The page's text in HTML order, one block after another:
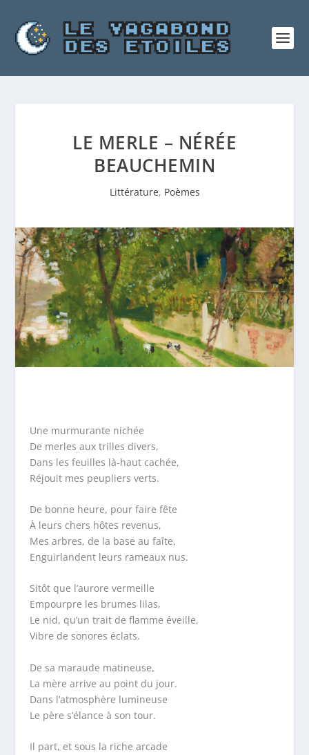
LE MERLE – NÉRÉE
BEAUCHEMIN
Littérature, Poèmes
Une murmurante nichée
De merles aux trilles divers,
Dans les feuilles là-haut cachée,
Réjouit mes peupliers verts.
De bonne heure, pour faire fête
À leurs chers hôtes revenus,
Mes arbres, de la base au faîte,
Enguirlandent leurs rameaux nus.
Sitôt que l’aurore vermeille
Empourpre les brumes lilas,
Le nid, qu’un trait de flamme éveille,
Vibre de sonores éclats.
De sa maraude matineuse,
La mère arrive au point du jour.
Dans l’atmosphère lumineuse
Le père s’élance à son tour.
Il part, et sous la riche arcade